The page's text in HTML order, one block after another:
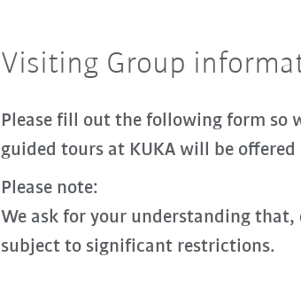
Visiting Group
Please fill out the following form so
guided tours at KUKA will be
Please note:
We ask for your understanding
subject to significant restrictions.